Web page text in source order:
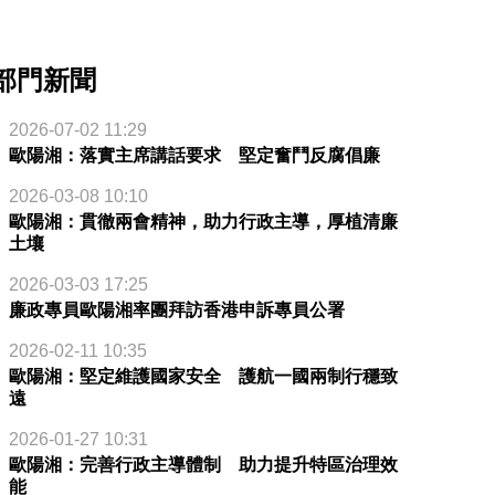
門新聞
2026-07-02 11:29
歐陽湘：落實主席講話要求 堅定奮鬥反腐倡廉
2026-03-08 10:10
歐陽湘：貫徹兩會精神，助力行政主導，厚植清廉
土壤
2026-03-03 17:25
廉政專員歐陽湘率團拜訪香港申訴專員公署
2026-02-11 10:35
歐陽湘：堅定維護國家安全 護航一國兩制行穩致
遠
2026-01-27 10:31
歐陽湘：完善行政主導體制 助力提升特區治理效
能